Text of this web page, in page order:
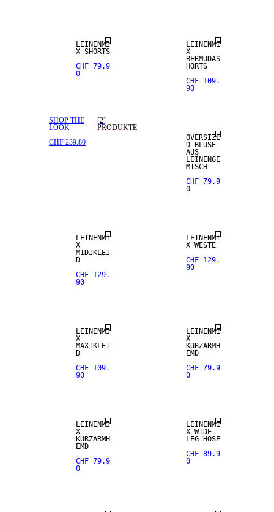
LEINENMI
X SHORTS
CHF 79.9
0
LEINENMI
X
BERMUDAS
HORTS
CHF 109.
90
SHOP THE
LOOK
CHF 239.80
[2]
PRODUKTE
OVERSIZE
D BLUSE
AUS
LEINENGE
MISCH
CHF 79.9
0
LEINENMI
X
MIDIKLEI
D
CHF 129.
90
LEINENMI
X WESTE
CHF 129.
90
LEINENMI
X
MAXIKLEI
D
CHF 109.
90
LEINENMI
X
KURZARMH
EMD
CHF 79.9
0
LEINENMI
X
KURZARMH
EMD
CHF 79.9
0
LEINENMI
X WIDE
LEG HOSE
CHF 89.9
0